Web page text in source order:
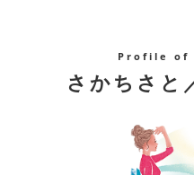
Profile of
さかちさ